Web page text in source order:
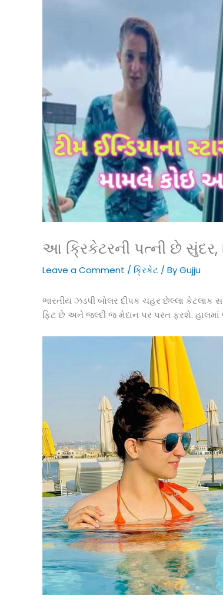
આ ક્રિકેટરની પત્ની છે સુંદર,
Leave a Comment / ક્રિકેટ / ByGujju
ભારતીય ઝડપી બોલર દીપક ચહર છેલ્લા કેટલાક
ફિટ છે અને જલ્દી જ મેદાન પર પરત ફરશે. હાલમાં